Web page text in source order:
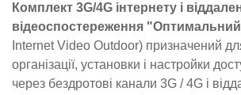
Комплект 3G/4G інтернету і
відеоспостереження "Оптимальний
Internet Video Outdoor) призначений
організації, установки і настройки
через бездротові канали 3G / 4G і